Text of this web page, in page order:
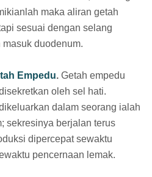
maka aliran getah
sesuai dengan selang
duodenum.
Empedu. Getah empedu
oleh sel hati.
dalam seorang ialah
sekresinya berjalan terus
dipercepat sewaktu
pencernaan lemak.